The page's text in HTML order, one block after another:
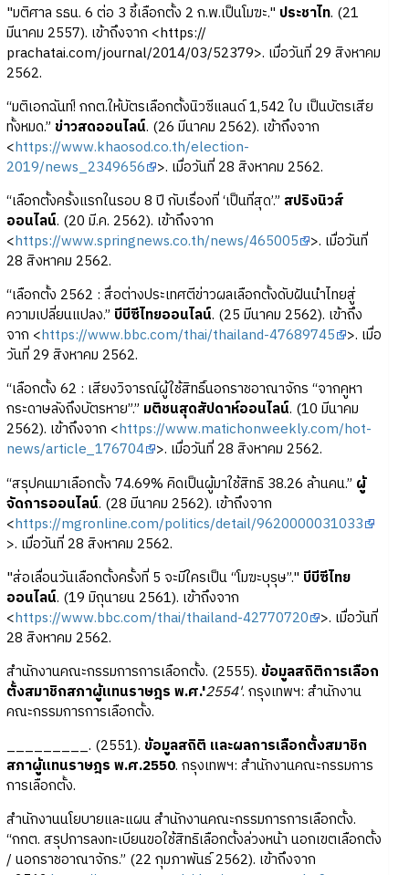
"มติศาล รธน. 6 ต่อ 3 ชี้เลือกตั้ง 2 ก.พ.เป็นโมฆะ." ประชาไท. (21
มีนาคม 2557). เข้าถึงจาก <https://
prachatai.com/journal/2014/03/52379>. เมื่อวันที่ 29 สิงหาคม
2562.
“มติเอกฉันท์! กกต.ให้บัตรเลือกตั้งนิวซีแลนด์ 1,542 ใบ เป็นบัตรเสีย
ทั้งหมด.” ข่าวสดออนไลน์. (26 มีนาคม 2562). เข้าถึงจาก
<https://www.khaosod.co.th/election-
2019/news_2349656 >. เมื่อวันที่ 28 สิงหาคม 2562.
“เลือกตั้งครั้งแรกในรอบ 8 ปี กับเรื่องที่ ‘เป็นที่สุด’.” สปริงนิวส์
ออนไลน์. (20 มี.ค. 2562). เข้าถึงจาก
<https://www.springnews.co.th/news/465005 >. เมื่อวันที่
28 สิงหาคม 2562.
“เลือกตั้ง 2562 : สื่อต่างประเทศตีข่าวผลเลือกตั้งดับฝันนำไทยสู่
ความเปลี่ยนแปลง.” บีบีซีไทยออนไลน์. (25 มีนาคม 2562). เข้าถึง
จาก <https://www.bbc.com/thai/thailand-47689745 >. เมื่อ
วันที่ 29 สิงหาคม 2562.
“เลือกตั้ง 62 : เสียงวิจารณ์ผู้ใช้สิทธิ์นอกราชอาณาจักร “จากคูหา
กระดาษลังถึงบัตรหาย”.” มติชนสุดสัปดาห์ออนไลน์. (10 มีนาคม
2562). เข้าถึงจาก <https://www.matichonweekly.com/hot-
news/article_176704 >. เมื่อวันที่ 28 สิงหาคม 2562.
“สรุปคนมาเลือกตั้ง 74.69% คิดเป็นผู้มาใช้สิทธิ 38.26 ล้านคน.” ผู้
จัดการออนไลน์. (28 มีนาคม 2562). เข้าถึงจาก
<https://mgronline.com/politics/detail/9620000031033
>. เมื่อวันที่ 28 สิงหาคม 2562.
"ส่อเลื่อนวันเลือกตั้งครั้งที่ 5 จะมีใครเป็น “โมฆะบุรุษ”." บีบีซีไทย
ออนไลน์. (19 มิถุนายน 2561). เข้าถึงจาก
<https://www.bbc.com/thai/thailand-42770720 >. เมื่อวันที่
28 สิงหาคม 2562.
สำนักงานคณะกรรมการการเลือกตั้ง. (2555). ข้อมูลสถิติการเลือก
ตั้งสมาชิกสภาผู้แทนราษฎร พ.ศ.'2554'. กรุงเทพฯ: สำนักงาน
คณะกรรมการการเลือกตั้ง.
_________. (2551). ข้อมูลสถิติ และผลการเลือกตั้งสมาชิก
สภาผู้แทนราษฎร พ.ศ.2550. กรุงเทพฯ: สำนักงานคณะกรรมการ
การเลือกตั้ง.
สำนักงานนโยบายและแผน สำนักงานคณะกรรมการการเลือกตั้ง.
“กกต. สรุปการลงทะเบียนขอใช้สิทธิเลือกตั้งล่วงหน้า นอกเขตเลือกตั้ง
/ นอกราชอาณาจักร.” (22 กุมภาพันธ์ 2562). เข้าถึงจาก